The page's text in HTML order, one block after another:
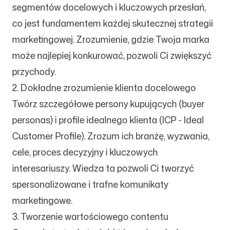
segmentów docelowych i kluczowych przesłań,
co jest fundamentem każdej skutecznej strategii
marketingowej. Zrozumienie, gdzie Twoja marka
może najlepiej konkurować, pozwoli Ci zwiększyć
przychody.
2. Dokładne zrozumienie klienta docelowego
Twórz szczegółowe persony kupujących (buyer
personas) i profile idealnego klienta (ICP - Ideal
Customer Profile). Zrozum ich branżę, wyzwania,
cele, proces decyzyjny i kluczowych
interesariuszy. Wiedza ta pozwoli Ci tworzyć
spersonalizowane i trafne komunikaty
marketingowe.
3. Tworzenie wartościowego contentu